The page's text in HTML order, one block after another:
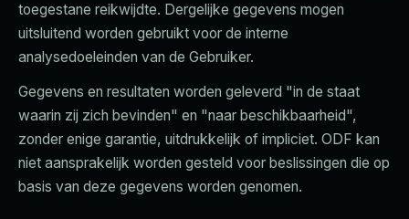
toegestane reikwijdte. Dergelijke gegevens mogen
uitsluitend worden gebruikt voor de interne
analysedoeleinden van de Gebruiker.
Gegevens en resultaten worden geleverd "in de staat
waarin zij zich bevinden" en "naar beschikbaarheid",
zonder enige garantie, uitdrukkelijk of impliciet. ODF kan
niet aansprakelijk worden gesteld voor beslissingen die op
basis van deze gegevens worden genomen.